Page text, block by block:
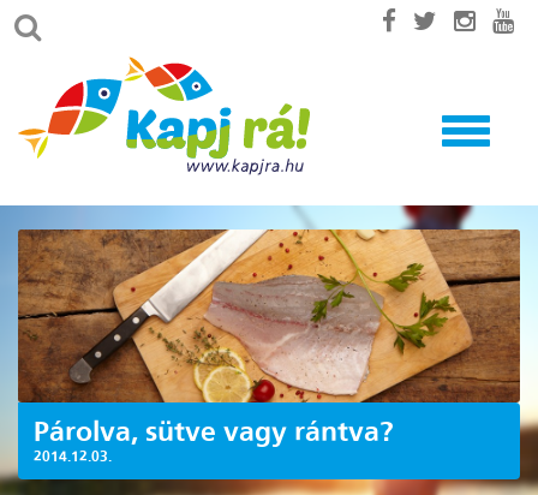
Toggle
Párolva, sütve vagy rántva?
2014.12.03.